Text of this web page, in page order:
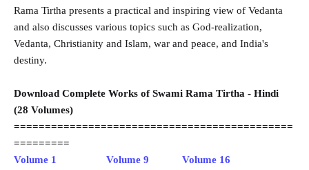
Rama Tirtha presents a practical and inspiring view of Vedanta
and also discusses various topics such as God-realization,
Vedanta, Christianity and Islam, war and peace, and India's
destiny.
Download Complete Works of Swami Rama Tirtha - Hindi
(28 Volumes)
=============================================
=========
Volume 1
Volume 9
Volume 16